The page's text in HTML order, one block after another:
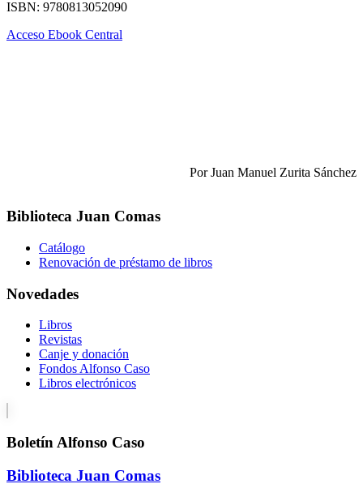
ISBN: 9780813052090
Acceso Ebook Central
Por Juan Manuel Zurita Sánchez
Biblioteca Juan Comas
Catálogo
Renovación de préstamo de libros
Novedades
Libros
Revistas
Canje y donación
Fondos Alfonso Caso
Libros electrónicos
Boletín Alfonso Caso
Biblioteca Juan Comas